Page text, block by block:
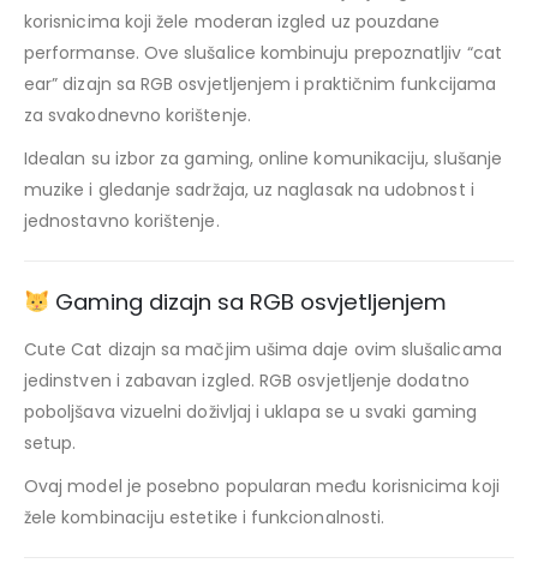
korisnicima koji žele moderan izgled uz pouzdane
performanse. Ove slušalice kombinuju prepoznatljiv “cat
ear” dizajn sa RGB osvjetljenjem i praktičnim funkcijama
za svakodnevno korištenje.
Idealan su izbor za gaming, online komunikaciju, slušanje
muzike i gledanje sadržaja, uz naglasak na udobnost i
jednostavno korištenje.
Gaming dizajn sa RGB osvjetljenjem
Cute Cat dizajn sa mačjim ušima daje ovim slušalicama
jedinstven i zabavan izgled. RGB osvjetljenje dodatno
poboljšava vizuelni doživljaj i uklapa se u svaki gaming
setup.
Ovaj model je posebno popularan među korisnicima koji
žele kombinaciju estetike i funkcionalnosti.